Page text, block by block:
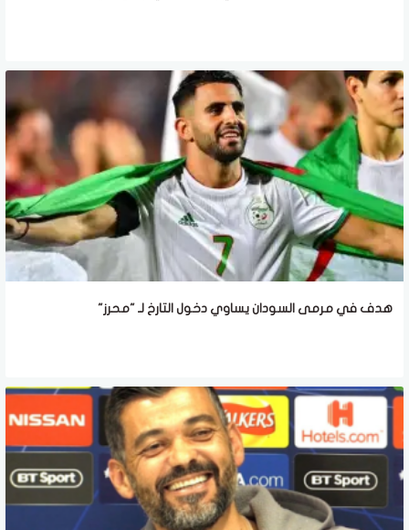
هدف في مرمى السودان يساوي دخول التارخ لـ "محرز"